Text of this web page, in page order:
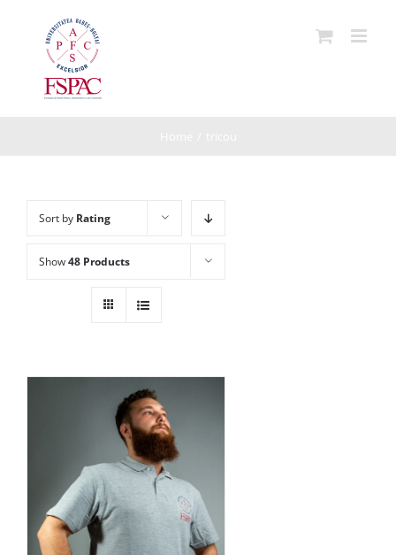
Sort by Rating
Show48 Products